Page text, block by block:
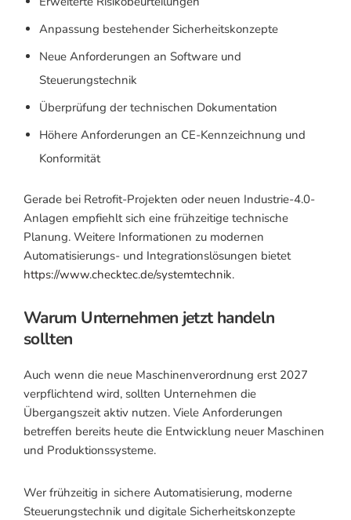
Anpassung bestehender Sicherheitskonzepte
Neue Anforderungen an Software und
Steuerungstechnik
Überprüfung der technischen Dokumentation
Höhere Anforderungen an CE-Kennzeichnung und
Konformität
Gerade bei Retrofit-Projekten oder neuen Industrie-4.0-
Anlagen empfiehlt sich eine frühzeitige technische
Planung. Weitere Informationen zu modernen
Automatisierungs- und Integrationslösungen bietet
https://www.checktec.de/systemtechnik.
Warum Unternehmen jetzt handeln
sollten
Auch wenn die neue Maschinenverordnung erst 2027
verpflichtend wird, sollten Unternehmen die
Übergangszeit aktiv nutzen. Viele Anforderungen
betreffen bereits heute die Entwicklung neuer Maschinen
und Produktionssysteme.
Wer frühzeitig in sichere Automatisierung, moderne
Steuerungstechnik und digitale Sicherheitskonzepte